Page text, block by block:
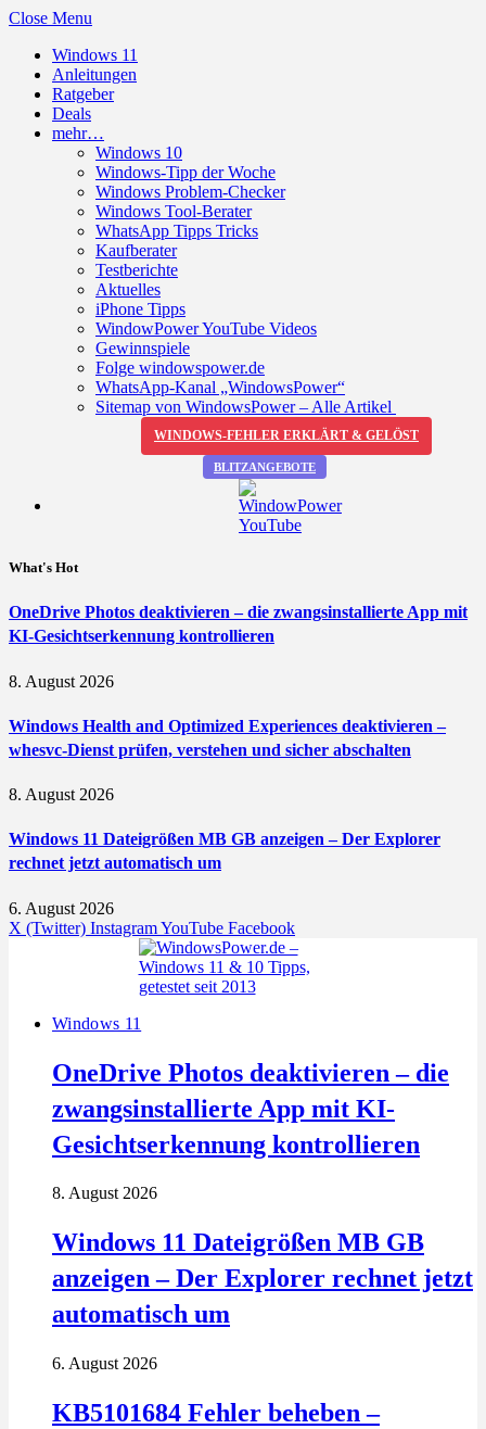
Close Menu
Windows 11
Anleitungen
Ratgeber
Deals
mehr…
Windows 10
Windows-Tipp der Woche
Windows Problem-Checker
Windows Tool-Berater
WhatsApp Tipps Tricks
Kaufberater
Testberichte
Aktuelles
iPhone Tipps
WindowPower YouTube Videos
Gewinnspiele
Folge windowspower.de
WhatsApp-Kanal „WindowsPower“
Sitemap von WindowsPower – Alle Artikel
WINDOWS-FEHLER ERKLÄRT & GELÖST
BLITZANGEBOTE
What's Hot
OneDrive Photos deaktivieren – die zwangsinstallierte App mit
KI-Gesichtserkennung kontrollieren
8. August 2026
Windows Health and Optimized Experiences deaktivieren –
whesvc-Dienst prüfen, verstehen und sicher abschalten
8. August 2026
Windows 11 Dateigrößen MB GB anzeigen – Der Explorer
rechnet jetzt automatisch um
6. August 2026
X (Twitter) InstagramYouTube Facebook
Windows 11
OneDrive Photos deaktivieren – die
zwangsinstallierte App mit KI-
Gesichtserkennung kontrollieren
8. August 2026
Windows 11 Dateigrößen MB GB
anzeigen – Der Explorer rechnet jetzt
automatisch um
6. August 2026
KB5101684 Fehler beheben –